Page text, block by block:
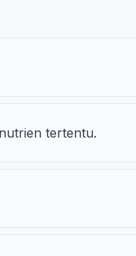
tertentu.